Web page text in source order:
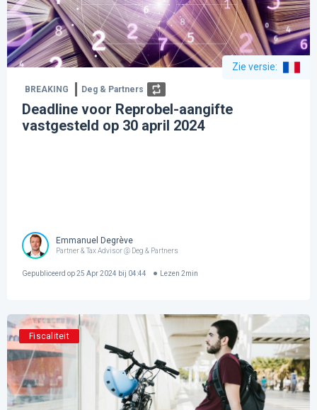
Zie versie:
BREAKING Deg & Partners
Deadline voor Reprobel-aangifte
vastgesteld op 30 april 2024
Emmanuel Degrève
Partner & Tax Advisor @ Deg & Partners
Gepubliceerd op25 Apr 2024 bij 04:44 Lezen 2min
Fiscaliteit